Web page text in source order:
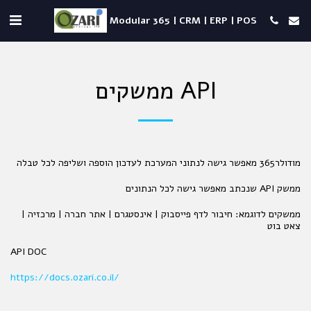
Modular 365 | CRM | ERP | POS
ממשקים API
מודולר365 מאפשר גישה לנתוני המערכת לעדכון הוספה ושליפה לכל טבלה
ממשק API שנכתב מאפשר גישה לכל הנתונים
ממשקים לדוגמא: חיבור לדף פייסבוק | אינסטגרם | אתר חברה | מרכזיה |
צאט בוט
API DOC
https://docs.ozari.co.il/